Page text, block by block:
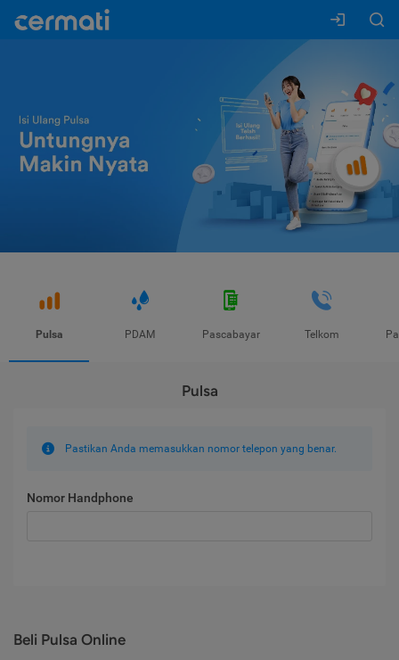
Pulsa PDAM Pascabayar Telkom
Pulsa
Pastikan Anda memasukkan nomor telepon yang benar.
Nomor Handphone
Beli Pulsa Online